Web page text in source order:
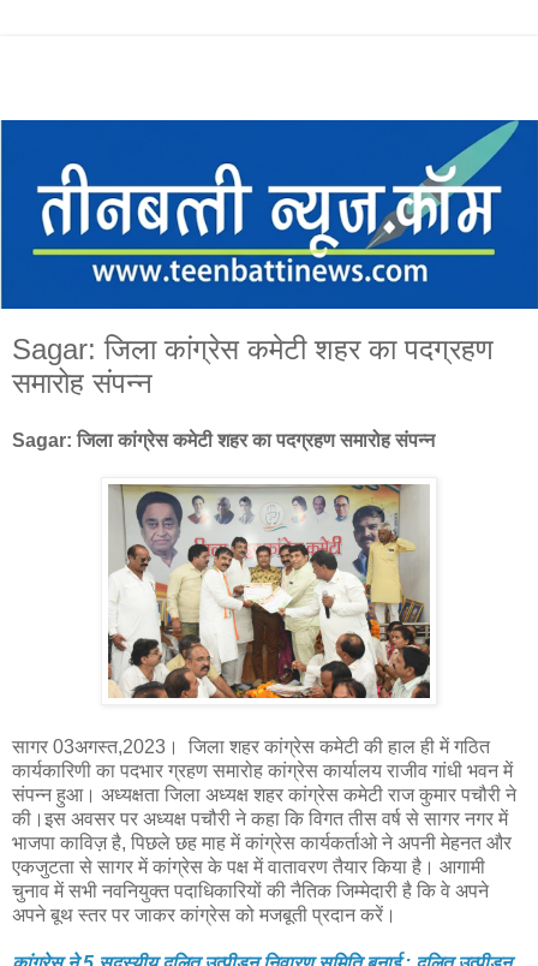
Sagar: जिला कांग्रेस कमेटी शहर का पदग्रहण
समारोह संपन्न
Sagar: जिला कांग्रेस कमेटी शहर का पदग्रहण समारोह संपन्न
सागर 03अगस्त,2023। जिला शहर कांग्रेस कमेटी की हाल ही में गठित
कार्यकारिणी का पदभार ग्रहण समारोह कांग्रेस कार्यालय राजीव गांधी भवन में
संपन्न हुआ। अध्यक्षता जिला अध्यक्ष शहर कांग्रेस कमेटी राज कुमार पचौरी ने
की।इस अवसर पर अध्यक्ष पचौरी ने कहा कि विगत तीस वर्ष से सागर नगर में
भाजपा काविज़ है, पिछले छह माह में कांग्रेस कार्यकर्ताओ ने अपनी मेहनत और
एकजुटता से सागर में कांग्रेस के पक्ष में वातावरण तैयार किया है। आगामी
चुनाव में सभी नवनियुक्त पदाधिकारियों की नैतिक जिम्मेदारी है कि वे अपने
अपने बूथ स्तर पर जाकर कांग्रेस को मजबूती प्रदान करें।